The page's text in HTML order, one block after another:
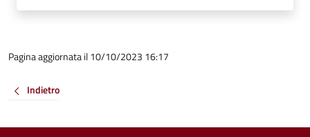
Pagina aggiornata il 10/10/2023 16:17
Indietro